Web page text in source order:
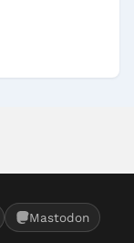
Mastodon